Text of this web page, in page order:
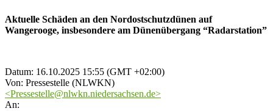
Aktuelle Schäden an den Nordostschutzdünen auf
Wangerooge, insbesondere am Dünenübergang “Radarstation”
Datum: 16.10.2025 15:55 (GMT +02:00)
Von: Pressestelle (NLWKN)
<Pressestelle@nlwkn.niedersachsen.de>
An: